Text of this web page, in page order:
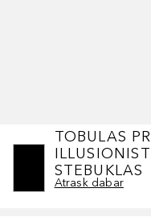
TOBULAS
STEBUKLAS
Atrask dabar